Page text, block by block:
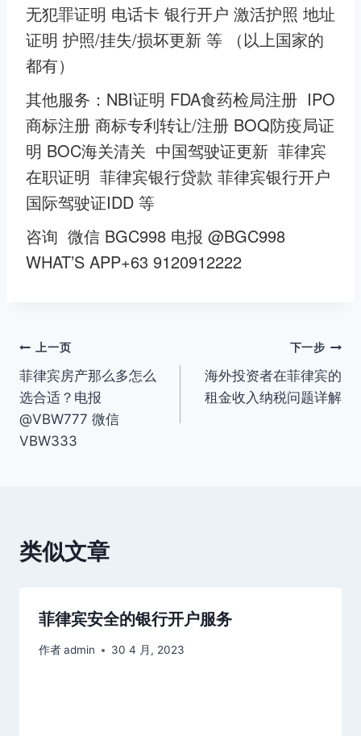
无犯罪证明 电话卡 银行开户 激活护照 地址
证明 护照/挂失/损坏更新 等 （以上国家的
都有）
其他服务：NBI证明 FDA食药检局注册 IPO
商标注册 商标专利转让/注册 BOQ防疫局证
明 BOC海关清关 中国驾驶证更新 菲律宾
在职证明 菲律宾银行贷款 菲律宾银行开户
国际驾驶证IDD 等
咨询 微信 BGC998 电报 @BGC998
WHAT’S APP+63 9120912222
文
章
导
航
上一页
菲律宾房产那么多怎么
选合适？电报
@VBW777 微信
VBW333
下一步
海外投资者在菲律宾的
租金收入纳税问题详解
类似文章
菲律宾安全的银行开户服务
作者admin 30 4 月, 2023